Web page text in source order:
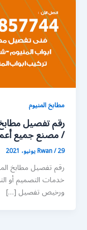
مطابخ المنيوم
/ مصنع جميع
Rwan/29 يونيو، 2021
رقم تفصيل مطابخ
خدمات التصميم أو
ورخيص تفصيل […]